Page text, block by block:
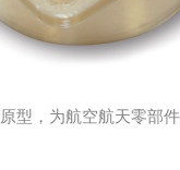
型，为航空航天零部